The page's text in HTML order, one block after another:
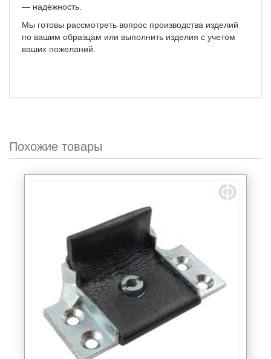
— надежность.
Мы готовы рассмотреть вопрос производства изделий
по вашим образцам или выполнить изделия с учетом
ваших пожеланий.
Похожие товары